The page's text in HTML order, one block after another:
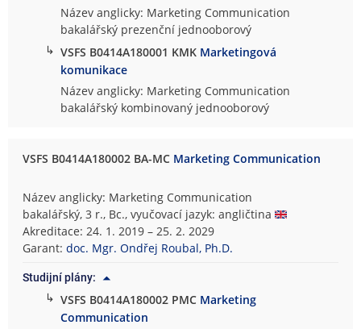
Název anglicky: Marketing Communication
bakalářský prezenční jednooborový
↳ VSFS B0414A180001 KMK Marketingová
komunikace
Název anglicky: Marketing Communication
bakalářský kombinovaný jednooborový
VSFS B0414A180002 BA-MC Marketing Communication
Název anglicky: Marketing Communication
bakalářský, 3 r., Bc., vyučovací jazyk: angličtina
Akreditace: 24. 1. 2019 – 25. 2. 2029
Garant:doc. Mgr. Ondřej Roubal, Ph.D.
Studijní plány:
↳ VSFS B0414A180002 PMC Marketing
Communication